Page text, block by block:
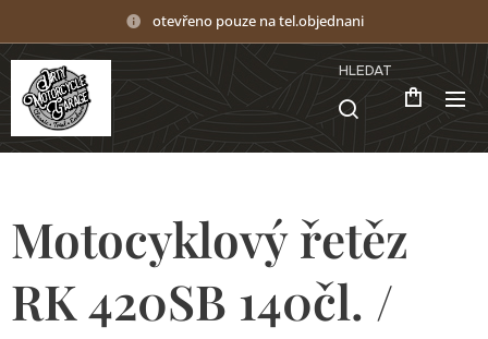
otevřeno pouze na tel.objednani
HLEDAT
Motocyklový řetěz
RK 420SB 140čl. /